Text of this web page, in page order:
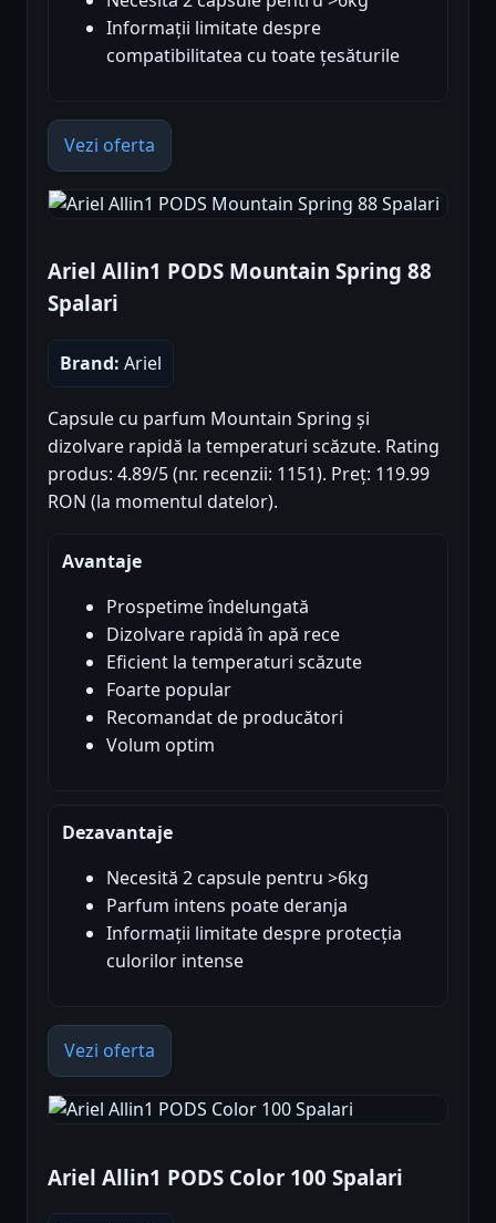
Informații limitate despre
compatibilitatea cu toate țesăturile
Vezi oferta
Ariel Allin1 PODS Mountain Spring 88
Spalari
Brand: Ariel
Capsule cu parfum Mountain Spring și
dizolvare rapidă la temperaturi scăzute. Rating
produs: 4.89/5 (nr. recenzii: 1151). Preț: 119.99
RON (la momentul datelor).
Avantaje
Prospetime îndelungată
Dizolvare rapidă în apă rece
Eficient la temperaturi scăzute
Foarte popular
Recomandat de producători
Volum optim
Dezavantaje
Necesită 2 capsule pentru >6kg
Parfum intens poate deranja
Informații limitate despre protecția
culorilor intense
Vezi oferta
Ariel Allin1 PODS Color 100 Spalari